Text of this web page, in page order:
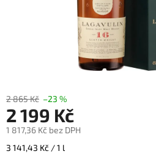
2 865 Kč –23 %
2 199 Kč
1 817,36 Kč bez DPH
Měrná
3 141,43 Kč / 1 l